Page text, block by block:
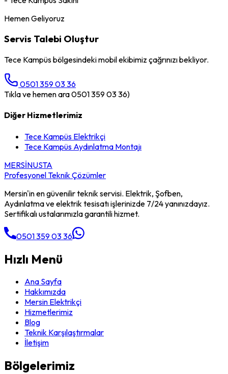
Hemen Geliyoruz
Servis Talebi Oluştur
Tece Kampüsbölgesindeki mobil ekibimiz çağrınızı bekliyor.
0501 359 03 36
Tıkla ve hemen ara 0501 359 03 36)
Diğer Hizmetlerimiz
Tece Kampüs Elektrikçi
Tece Kampüs Aydınlatma Montajı
MERSİNUSTA
Profesyonel Teknik Çözümler
Mersin'in en güvenilir teknik servisi. Elektrik, Şofben,
Aydınlatma ve elektrik tesisatı işlerinizde 7/24 yanınızdayız.
Sertifikalı ustalarımızla garantili hizmet.
0501 359 03 36
Hızlı Menü
Ana Sayfa
Hakkımızda
Mersin Elektrikçi
Hizmetlerimiz
Blog
Teknik Karşılaştırmalar
İletişim
Bölgelerimiz